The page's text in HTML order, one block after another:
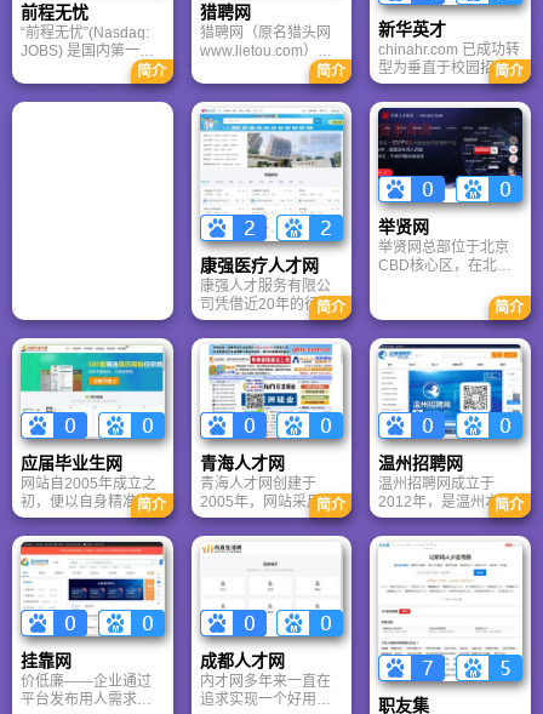
前程无忧
“前程无忧”(Nasdaq:
JOBS) 是国内第一个
集多种媒介资源优势
的专业人力资源服务
机构。它集合了传统
简介
猎聘网
猎聘网（原名猎头网
www.lietou.com），
成立于2000年，隶属
于万仕道（北京）管
理咨询有限公司，是
中国职业经理人职业
发展的第一求职网
站。总部位于北京，
在上海、广州和深圳
设立分公司，目前已
成为国内覆盖行业范
围最广、覆盖区域最
大的高端人才互动型
的求职网站。
简介
新华英才
chinahr.com 已成功转
型为垂直于校园招聘
的“新华英才”。其SEO
优化的核心在于弱化
旧品牌“中华英才网”的
社会招聘属性，强化
“新华网背书”、“校招/
实习垂直领域”以及“测
评/笔试工具属性”，从
而在竞争激烈的招聘
红海中，守住“大学生
就业”这一高价值细分
市场。
简介
康强医疗人才网
康强人才服务有限公
司凭借近20年的行业
积淀、320万+精准医
疗人才库及五大平台
协同生态，已构建起
中国最完善的医疗人
力资源服务闭环。
简介
举贤网
举贤网总部位于北京
CBD核心区，在北
设有分支机构，拥有
100多名从事高端人才
猎聘服务的专职顾
问，平均服务年限超
过5年，经过注册认证
的两万多名兼职猎头
顾问遍布全国，人才
库储备超过八百万中
高端人才。
简介
应届毕业生网
网站自2005年成立之
初，便以自身精准的
定位，优质的服务，
高效的招聘效率，迅
速引起业界的瞩目，
赢得了广大网友的拥
护。目前，已经有数
百万个人用户通过
YJBYS求职网成功找
到合适的工作，并有
数十万家企业通过
YJBYS求职网精准地
定位人才信息，增加
简介
青海人才网
青海人才网创建于
2005年，网站采用青
海人才的简拼（qhrc)
为主的国内顶级域
名。六年来青海人才
网始终努力为青海本
地各类企业、外地企
业驻青海办事处、分
公司，以及所有求职
者提供全方位、精准
化、专业化的网络招
聘与求职服务 。
简介
温州招聘网
温州招聘网成立于
2012年，是温州本地
唯一一家拥有APP、
小程序等多渠道的招
聘平台，月均访问量
500万人次，个人求职
用户达50万人，服务
企业超1万余家。
简介
挂靠网
价低廉——企业通过
平台发布用人需求，
成都人才网
内才网多年来一直在
追求实现一个好用的
职友集